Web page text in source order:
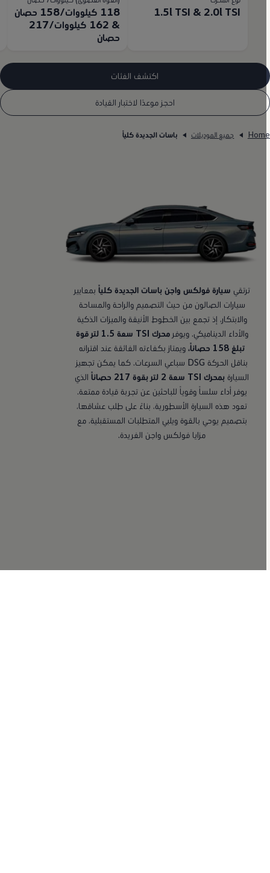
1.5l TSI & 2.0l TSI
118 كيلووات/158 حصان
& 162 كيلووات/217
حصان
اكتشف الفئات
احجز موعدًا لاختبار القيادة
جميع الموديلات باسات الجديدة كلياً
ترتقيسيارة فولكس واجن باسات الجديدة كلياًبمعايير
سيارات الصالون من حيث التصميم والراحة والمساحة
والابتكار، إذ تجمع بين الخطوط الأنيقة والميزات الذكية
والأداء الديناميكي. ويوفرمحرك TSI سعة 1.5 لتر
قوة
تبلغ 158
حصاناً،ويمتاز بكفاءته الفائقة عند اقترانه
بناقل الحركة DSG سباعي السرعات. كما يمكن تجهيز
السيارةبمحرك TSI سعة 2 لتر بقوة 217 حصاناً
الذي
يوفر أداء سلساً وقوياً للباحثين عن تجربة قيادة ممتعة.
تعود هذه السيارة الأسطورية، بناءً على طلب عشاقها،
بتصميم يوحي بالقوة ويلبي المتطلبات المستقبلية، مع
مزايا فولكس واجن الفريدة.